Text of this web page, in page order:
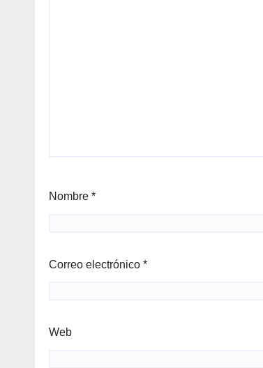
Nombre *
Correo electrónico *
Web